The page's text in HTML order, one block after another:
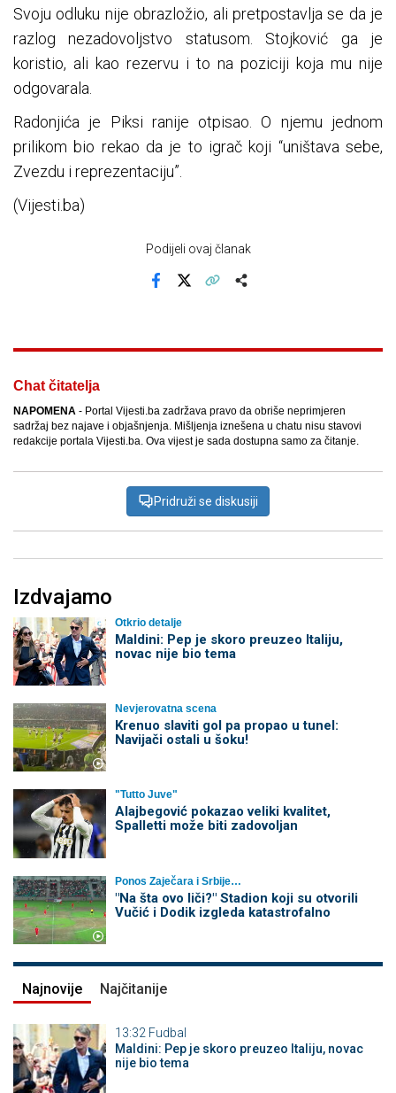
Svoju odluku nije obrazložio, ali pretpostavlja se da je
razlog nezadovoljstvo statusom. Stojković ga je
koristio, ali kao rezervu i to na poziciji koja mu nije
odgovarala.
Radonjića je Piksi ranije otpisao. O njemu jednom
prilikom bio rekao da je to igrač koji “uništava sebe,
Zvezdu i reprezentaciju”.
(Vijesti.ba)
Podijeli ovaj članak
Chat čitatelja
NAPOMENA - Portal Vijesti.ba zadržava pravo da obriše neprimjeren
sadržaj bez najave i objašnjenja. Mišljenja iznešena u chatu nisu stavovi
redakcije portala Vijesti.ba. Ova vijest je sada dostupna samo za čitanje.
Pridruži se diskusiji
Izdvajamo
Otkrio detalje
Maldini: Pep je skoro preuzeo Italiju,
novac nije bio tema
Nevjerovatna scena
Krenuo slaviti gol pa propao u tunel:
Navijači ostali u šoku!
"Tutto Juve"
Alajbegović pokazao veliki kvalitet,
Spalletti može biti zadovoljan
Ponos Zaječara i Srbije…
"Na šta ovo liči?" Stadion koji su otvorili
Vučić i Dodik izgleda katastrofalno
Najnovije Najčitanije
13:32 Fudbal
Maldini: Pep je skoro preuzeo Italiju, novac
nije bio tema